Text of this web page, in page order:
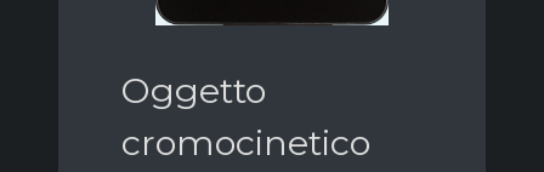
Oggetto
cromocinetico